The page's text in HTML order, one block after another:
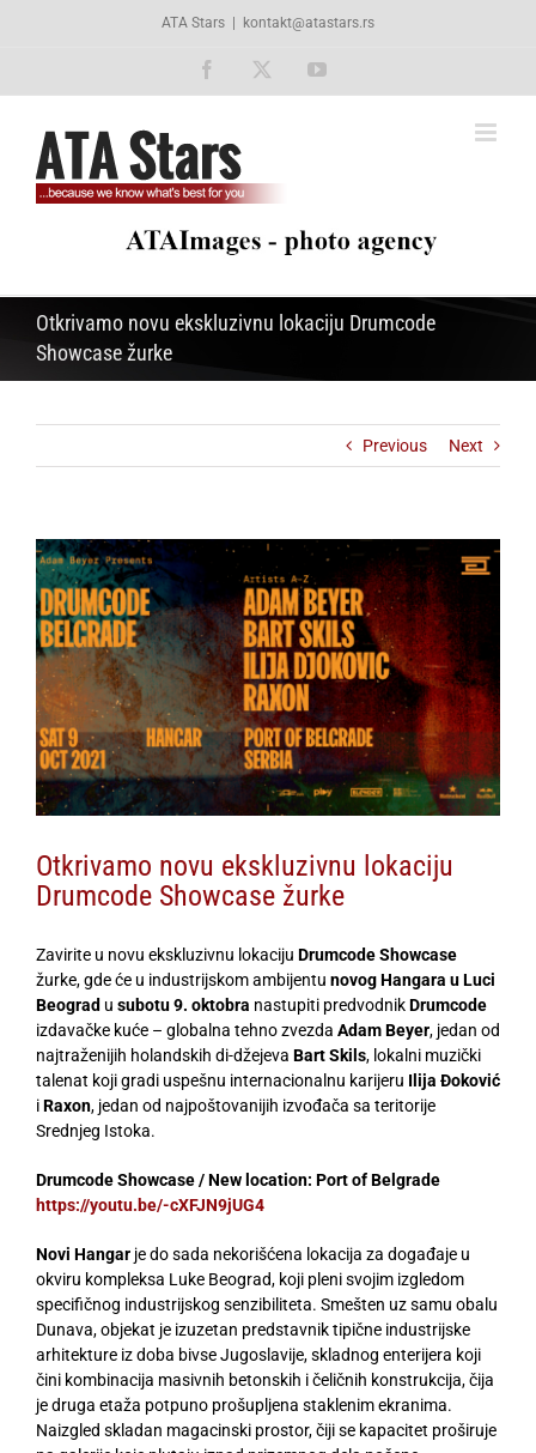
ATA Stars kontakt@atastars.rs
Facebook YouTube
Otkrivamo novu ekskluzivnu lokaciju Drumcode
Showcase žurke
Previous Next
View
Larger
Image
Otkrivamo novu ekskluzivnu lokaciju
Drumcode Showcase žurke
Zavirite u novu ekskluzivnu lokaciju Drumcode Showcase
žurke, gde će u industrijskom ambijentu novog Hangara u Luci
Beograd u subotu 9. oktobra nastupiti predvodnikDrumcode
izdavačke kuće – globalna tehno zvezda Adam Beyer, jedan od
najtraženijih holandskih di-džejeva Bart Skils, lokalni muzički
talenat koji gradi uspešnu internacionalnu karijeru Ilija Đoković
iRaxon, jedan od najpoštovanijih izvođača sa teritorije
Srednjeg Istoka.
Drumcode Showcase / New location: Port of Belgrade
https://youtu.be/-cXFJN9jUG4
Novi Hangar je do sada nekorišćena lokacija za događaje u
okviru kompleksa Luke Beograd, koji pleni svojim izgledom
specifičnog industrijskog senzibiliteta. Smešten uz samu obalu
Dunava, objekat je izuzetan predstavnik tipične industrijske
arhitekture iz doba bivse Jugoslavije, skladnog enterijera koji
čini kombinacija masivnih betonskih i čeličnih konstrukcija, čija
je druga etaža potpuno prošupljena staklenim ekranima.
Naizgled skladan magacinski prostor, čiji se kapacitet proširuje